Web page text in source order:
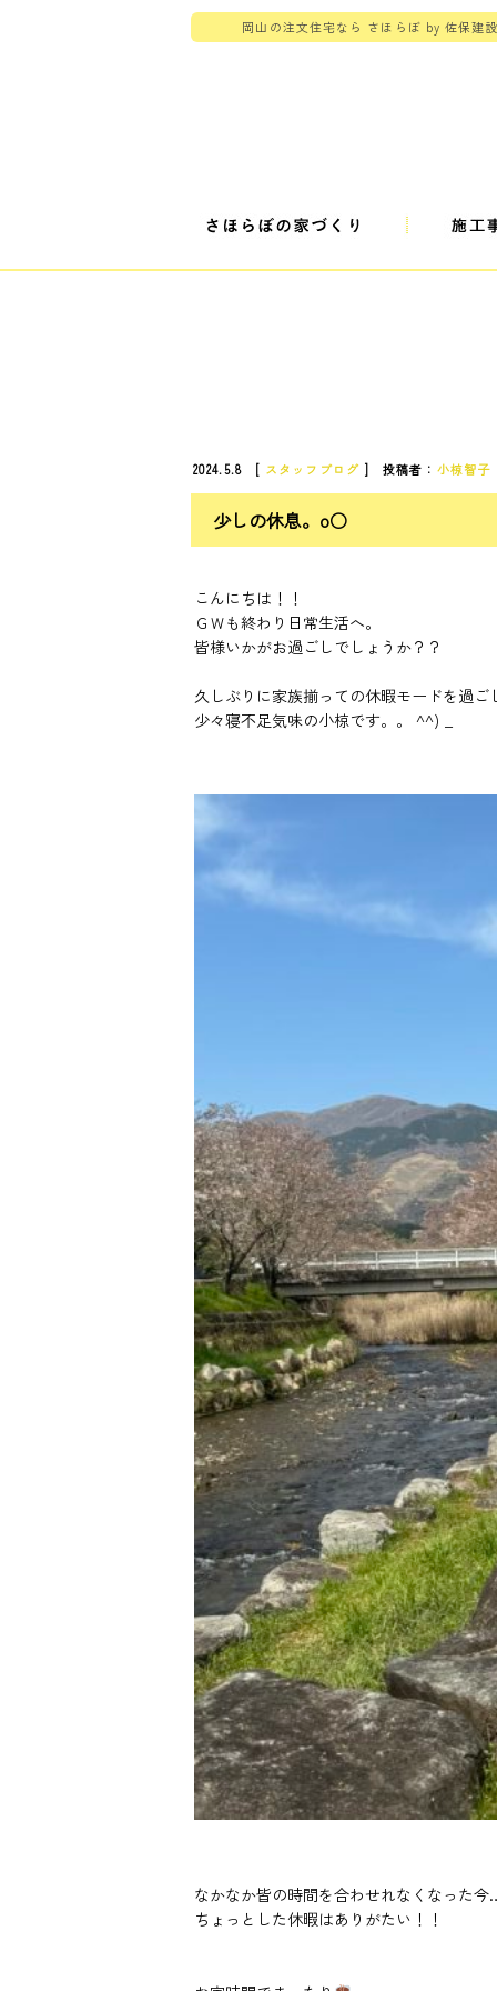
岡山の注文住宅なら さほらぼ by 佐保建
2024.5.8 [ スタッフブログ] 投稿者： 小椋智子
少しの休息。o○
こんにちは！！
ＧＷも終わり日常生活へ。
皆様いかがお過ごしでしょうか？？
久しぶりに家族揃っての休暇モードを過ご
少々寝不足気味の小椋です。。 ^^) _
なかなか皆の時間を合わせれなくなった
ちょっとした休暇はありがたい！！